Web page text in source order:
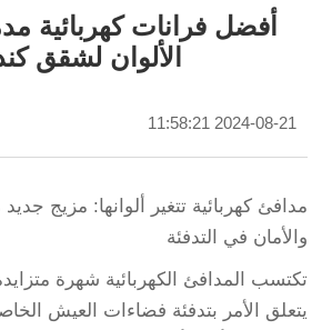
أفضل فرانات كهربائية
الألوان لشقق
2024-08-21 11:58:21
مدافئ كهربائية تتغير ألوانها: مزيج
والأمان في التدفئة
تكتسب المدافئ الكهربائية شهرة
يتعلق الأمر بتدفئة فضاءات العيش